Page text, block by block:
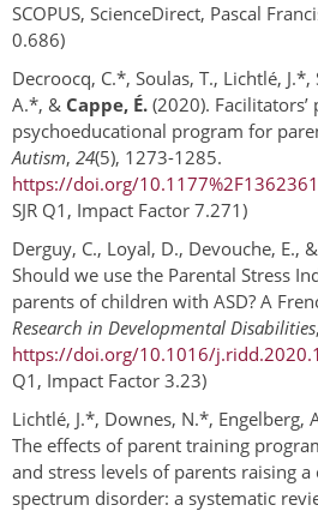
SCOPUS, ScienceDirect, Pascal
0.686)
Decroocq, C.*, Soulas, T., Lichtlé, J.*,
A.*, & Cappe, É. (2020).
psychoeducational program for
Autism, 24(5), 1273-1285.
https://doi.org/
SJR Q1, Impact Factor 7.271)
Derguy, C., Loyal, D., Devouche, E., &
Should we use the Parental Stress
parents of children with ASD? A
Research in Developmental Disabilities,
https://doi.org/10.1016/
Q1, Impact Factor 3.23)
Lichtlé, J.*, Downes, N.*, Engelberg,
The effects of parent training
and stress levels of parents raising
spectrum disorder: a systematic